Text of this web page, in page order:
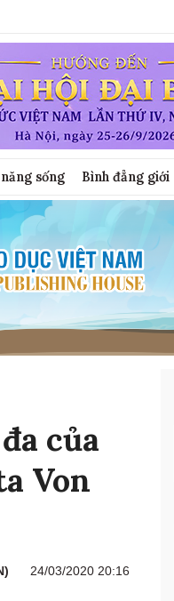
sống Bình đẳng giới
của
Von
24/03/2020 20:16